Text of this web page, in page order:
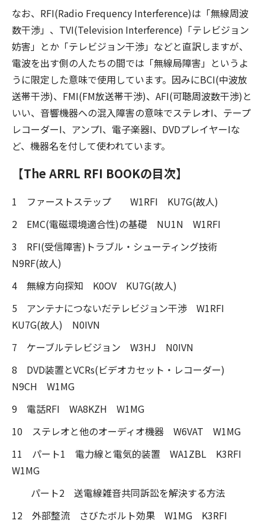
なお、RFI(Radio Frequency Interference)は「無線周波
数干渉」、TVI(Television Interference)「テレビジョン
妨害」とか「テレビジョン干渉」などと直訳しますが、
電波を出す側の人たちの間では「無線局障害」というよ
うに限定した意味で使用しています。因みにBCI(中波放
送帯干渉)、FMI(FM放送帯干渉)、AFI(可聴周波数干渉)と
いい、音響機器への混入障害の意味でステレオI、テープ
レコーダーI、アンプI、電子楽器I、DVDプレイヤーIな
ど、機器名を付して使われています。
【The ARRL RFI BOOKの目次】
1 ファーストステップ W1RFI KU7G(故人)
2 EMC(電磁環境適合性)の基礎 NU1N W1RFI
3 RFI(受信障害)トラブル・シューティング技術
N9RF(故人)
4 無線方向探知 K0OV KU7G(故人)
5 アンテナにつないだテレビジョン干渉 W1RFI
KU7G(故人) N0IVN
7 ケーブルテレビジョン W3HJ N0IVN
8 DVD装置とVCRs(ビデオカセット・レコーダー)
N9CH W1MG
9 電話RFI WA8KZH W1MG
10 ステレオと他のオーディオ機器 W6VAT W1MG
11 パート1 電力線と電気的装置 WA1ZBL K3RFI
W1MG
パート2 送電線雑音共同訴訟を解決する方法
12 外部整流 さびたボルト効果 W1MG K3RFI